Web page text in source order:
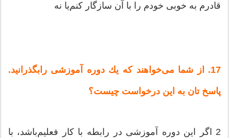
قادرم‌ به‌ خوبی‌ خودم‌ را با آن‌ سازگار كنم‌یا نه‌
17. از شما می‌خواهند كه‌ یك‌ دوره‌ آموزشی‌ رابگذرانید.
پاسخ‌ تان‌ به‌ این‌ درخواست‌ چیست‌؟
2 اگر این‌ دوره‌ آموزشی‌ در رابطه‌ با كار فعلیم‌باشد، با